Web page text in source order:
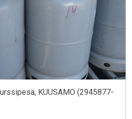
KUUSAMO (2945877-